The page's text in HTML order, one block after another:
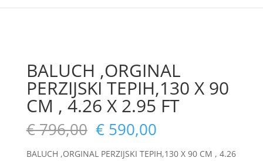
BALUCH ,ORGINAL
PERZIJSKI TEPIH,130 X 90
CM , 4.26 X 2.95 FT
€796,00 €590,00
BALUCH ,ORGINAL PERZIJSKI TEPIH,130 X 90 CM , 4.26